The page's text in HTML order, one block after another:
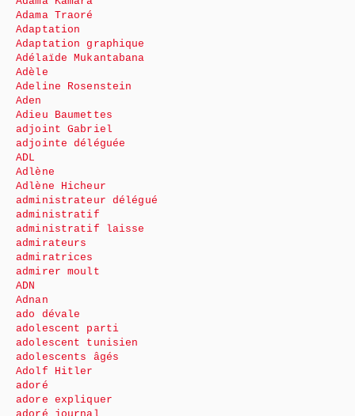
Adama Traoré
Adaptation
Adaptation graphique
Adélaïde Mukantabana
Adèle
Adeline Rosenstein
Aden
Adieu Baumettes
adjoint Gabriel
adjointe déléguée
ADL
Adlène
Adlène Hicheur
administrateur délégué
administratif
administratif laisse
admirateurs
admiratrices
admirer moult
ADN
Adnan
ado dévale
adolescent parti
adolescent tunisien
adolescents âgés
Adolf Hitler
adoré
adore expliquer